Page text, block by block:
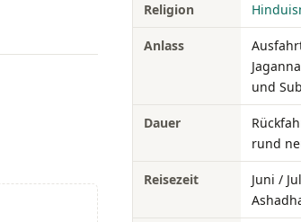
Religion
Anlass
und
Dauer
rund
Reisezeit
Juni /